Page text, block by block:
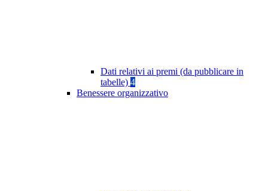
Dati relativi ai premi (da pubblicare in
tabelle) 4
Benessere organizzativo